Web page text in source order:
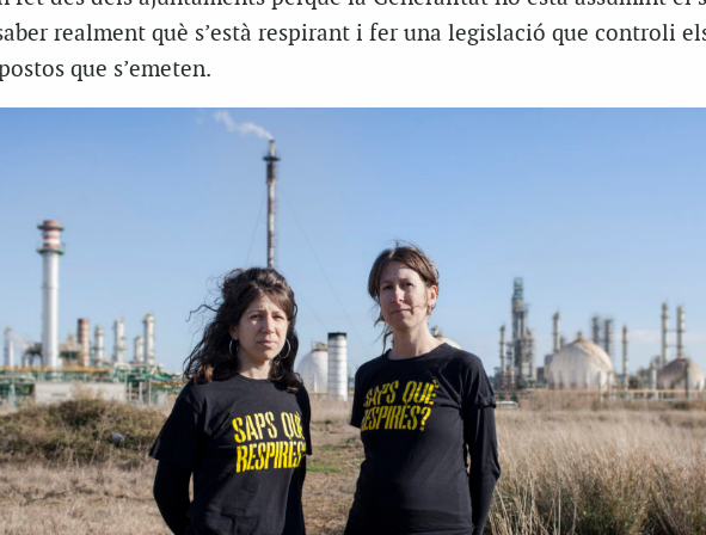
realment què s’està respirant i fer una legislació que controli
que s’emeten.